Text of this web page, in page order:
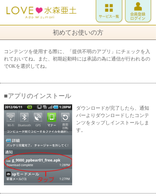
初めてお使いの方
コンテンツを使用する際に、「提供不明のアプリ」にチェックを入
れておいてね。また、初期起動時には承認の為に通信が行われるの
でOKを選択してね。
■アプリのインストール
ダウンロードが完了したら、通知
バーよりダウンロードしたコンテ
ンツをタップしインストールしま
す。